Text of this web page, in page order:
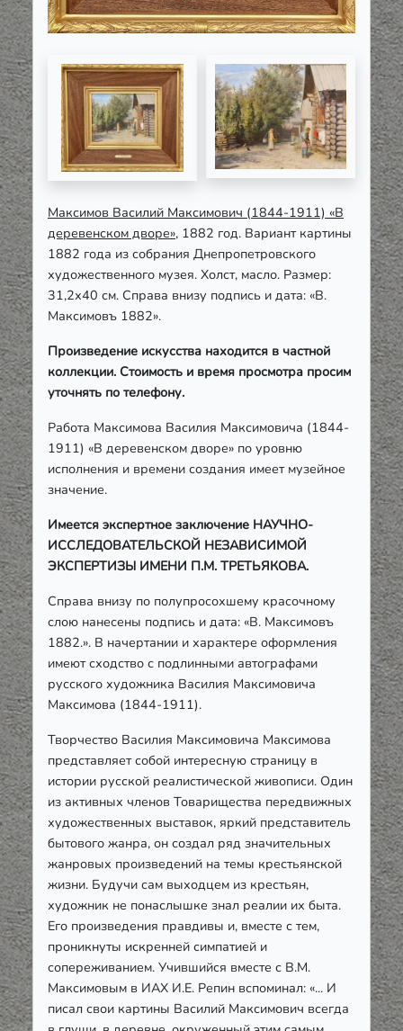
Максимов Василий Максимович (1844-1911) «В
деревенском дворе», 1882 год. Вариант картины
1882 года из собрания Днепропетровского
художественного музея. Холст, масло. Размер:
31,2х40 см. Справа внизу подпись и дата: «В.
Максимовъ 1882».
Произведение искусства находится в частной
коллекции. Стоимость и время просмотра просим
уточнять по телефону.
Работа Максимова Василия Максимовича (1844-
1911) «В деревенском дворе» по уровню
исполнения и времени создания имеет музейное
значение.
Имеется экспертное заключение НАУЧНО-
ИССЛЕДОВАТЕЛЬСКОЙ НЕЗАВИСИМОЙ
ЭКСПЕРТИЗЫ ИМЕНИ П.М. ТРЕТЬЯКОВА.
Справа внизу по полупросохшему красочному
слою нанесены подпись и дата: «В. Максимовъ
1882.». В начертании и характере оформления
имеют сходство с подлинными автографами
русского художника Василия Максимовича
Максимова (1844-1911).
Творчество Василия Максимовича Максимова
представляет собой интересную страницу в
истории русской реалистической живописи. Один
из активных членов Товарищества передвижных
художественных выставок, яркий представитель
бытового жанра, он создал ряд значительных
жанровых произведений на темы крестьянской
жизни. Будучи сам выходцем из крестьян,
художник не понаслышке знал реалии их быта.
Его произведения правдивы и, вместе с тем,
проникнуты искренней симпатией и
сопереживанием. Учившийся вместе с В.М.
Максимовым в ИАХ И.Е. Репин вспоминал: «... И
писал свои картины Василий Максимович всегда